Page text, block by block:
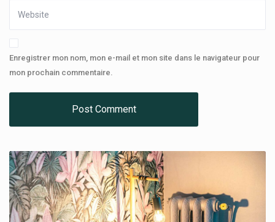
Enregistrer mon nom, mon e-mail et mon site dans le navigateur pour
mon prochain commentaire.